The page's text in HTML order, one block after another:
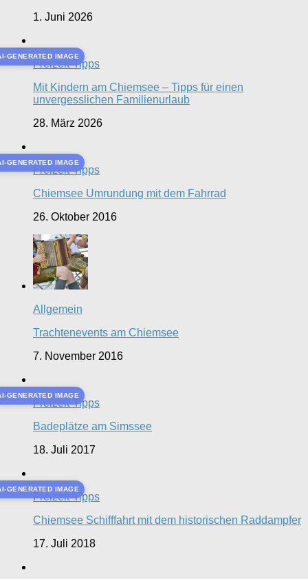
1. Juni 2026
GENERATED IMAGE
Freizeit-Tipps
Mit Kindern am Chiemsee – Tipps für einen
unvergesslichen Familienurlaub
28. März 2026
GENERATED IMAGE
Freizeit-Tipps
Chiemsee Umrundung mit dem Fahrrad
26. Oktober 2016
Allgemein
Trachtenevents am Chiemsee
7. November 2016
GENERATED IMAGE
Freizeit-Tipps
Badeplätze am Simssee
18. Juli 2017
GENERATED IMAGE
Freizeit-Tipps
Chiemsee Schifffahrt mit dem historischen Raddampfer
17. Juli 2018